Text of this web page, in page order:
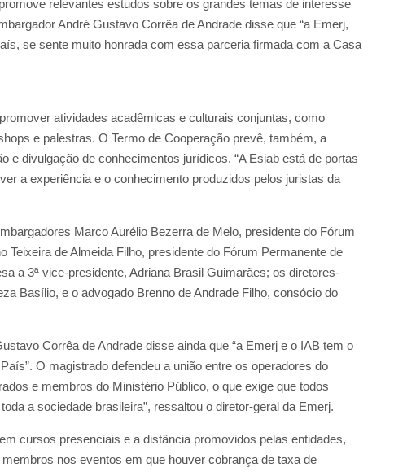
relevantes estudos sobre os grandes temas de interesse
André Gustavo Corrêa de Andrade disse que “a Emerj,
se sente muito honrada com essa parceria firmada com a Casa
atividades acadêmicas e culturais conjuntas, como
e palestras. O Termo de Cooperação prevê, também, a
e divulgação de conhecimentos jurídicos. “A Esiab está de portas
a experiência e o conhecimento produzidos pelos juristas da
Marco Aurélio Bezerra de Melo, presidente do Fórum
Teixeira de Almeida Filho, presidente do Fórum Permanente de
a 3ª vice-presidente, Adriana Brasil Guimarães; os diretores-
Basílio, e o advogado Brenno de Andrade Filho, consócio do
Corrêa de Andrade disse ainda que “a Emerj e o IAB tem o
O magistrado defendeu a união entre os operadores do
e membros do Ministério Público, o que exige que todos
a sociedade brasileira”, ressaltou o diretor-geral da Emerj.
cursos presenciais e a distância promovidos pelas entidades,
nos eventos em que houver cobrança de taxa de